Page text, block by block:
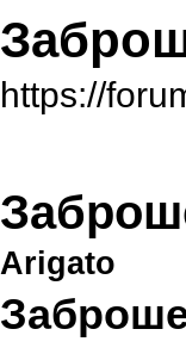
https://
Arigato